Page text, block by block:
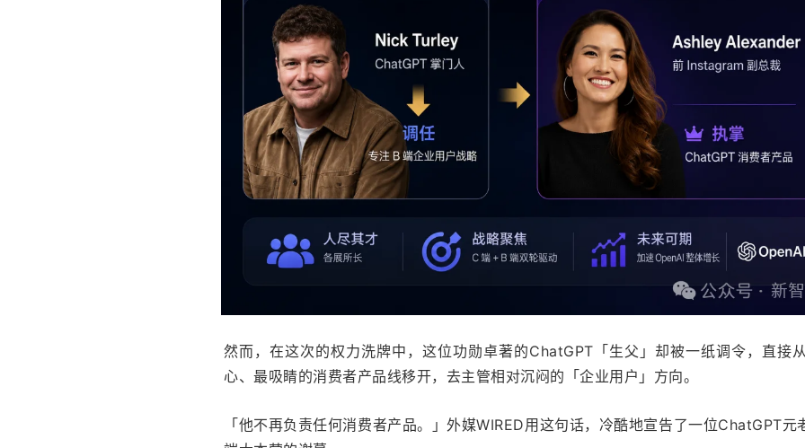
然而，在这次的权力洗牌中，这位功勋卓著的ChatGPT「生父」却被一纸调令，直接
心、最吸睛的消费者产品线移开，去主管相对沉闷的「企业用户」方向。
「他不再负责任何消费者产品。」外媒WIRED用这句话，冷酷地宣告了一位ChatGPT元